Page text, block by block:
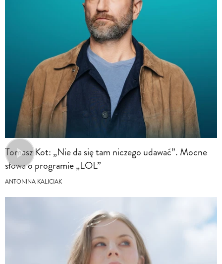
Tomasz Kot: „Nie da się tam niczego udawać”. Mocne
słowa o programie „LOL”
ANTONINA KALICIAK